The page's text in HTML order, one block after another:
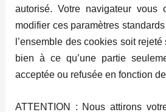
autorisé. Votre navigateur vous
modifier ces paramètres
l’ensemble des cookies soit
bien à ce qu’une partie
acceptée ou refusée en fonction
ATTENTION : Nous attirons